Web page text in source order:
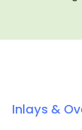
Inlays &